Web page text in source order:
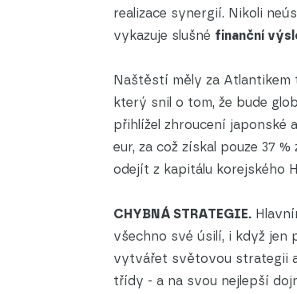
realizace synergií. Nikoli
vykazuje slušné finanční
Naštěstí měly za Atlantikem
který snil o tom, že bude
přihlížel zhroucení japonské
eur, za což získal pouze 37
odejít z kapitálu korejského
CHYBNÁ STRATEGIE.
všechno své úsilí, i když jen
vytvářet světovou strategii
třídy - a na svou nejlepší